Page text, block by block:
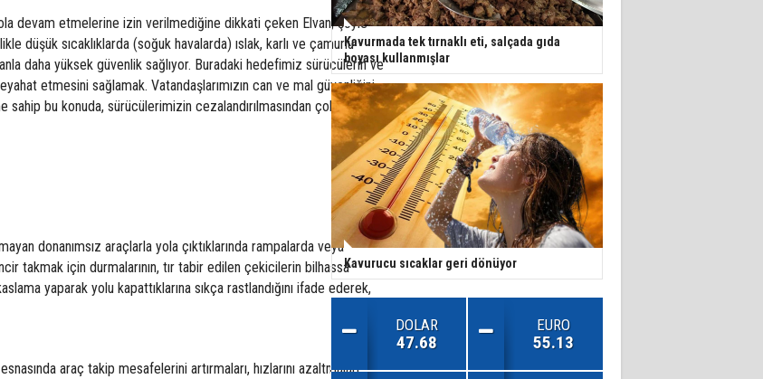
devam etmelerine izin verilmediğine dikkati çeken Elvan, şöyle
düşük sıcaklıklarda (soğuk havalarda) ıslak, karlı ve çamurlu
daha yüksek güvenlik sağlıyor. Buradaki hedefimiz sürücülerin ve
etmesini sağlamak. Vatandaşlarımızın can ve mal güvenliğini
bu konuda, sürücülerimizin cezalandırılmasından çok
donanımsız araçlarla yola çıktıklarında rampalarda veya
takmak için durmalarının, tır tabir edilen çekicilerin bilhassa
yaparak yolu kapattıklarına sıkça rastlandığını ifade ederek,
araç takip mesafelerini artırmaları, hızlarını azaltmaları,
Kavurmada tek tırnaklı eti, salçada gıda
boyası kullanmışlar
Kavurucu sıcaklar geri dönüyor
DOLAR
47.68
EURO
55.13